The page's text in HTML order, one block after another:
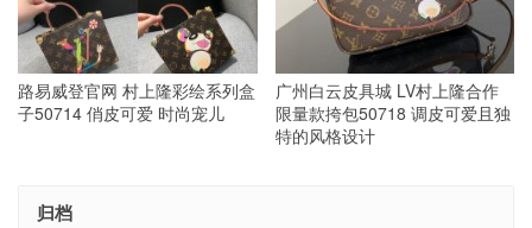
路易威登官网 村上隆彩绘系列盒
子50714 俏皮可爱 时尚宠儿
广州白云皮具城 LV村上隆合作
限量款挎包50718 调皮可爱且独
特的风格设计
归档